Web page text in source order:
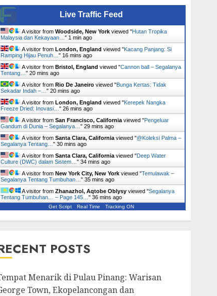
Live Traffic Feed
A visitor from Woodside, New Yorkviewed "Hutan Tropika
Malaysia dan Kekayaan… " 1 min ago
A visitor from London, England viewed "Kacang Panjang: Si
Ramping Hijau Penuh… " 16 mins ago
A visitor from Bristol, England viewed "Cannon ball – Segalanya
Tentang… " 20 mins ago
A visitor from Rio De Janeiroviewed "Bunga Kertas: Tidak
Sekadar Indah –… " 20 mins ago
A visitor from London, England viewed "Kerepek Nangka
Freeze Dried: Inovasi… " 26 mins ago
A visitor from San Francisco, Californiaviewed "Pengeluar
Gandum di Dunia – Segalanya… " 29 mins ago
A visitor from Santa Clara, Californiaviewed "@Koleksi Palma –
Segalanya Tentang… " 30 mins ago
A visitor from Santa Clara, Californiaviewed "Deep Water
Culture (DWC) dalam Sistem… " 34 mins ago
A visitor from New York City, New Yorkviewed "Temulawak –
Segalanya Tentang Tumbuhan… " 35 mins ago
A visitor from Zhanazhol, Aqtobe Oblysyviewed "Segalanya
Tentang Tumbuhan… – Page 145… " 36 mins ago
Get Script Real Time Tracking ON
POSTS
Menarik di Pulau Pinang: Warisan
Town, Ekopelancongan dan